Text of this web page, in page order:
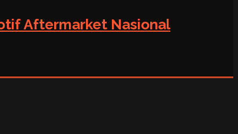
Aftermarket Nasional